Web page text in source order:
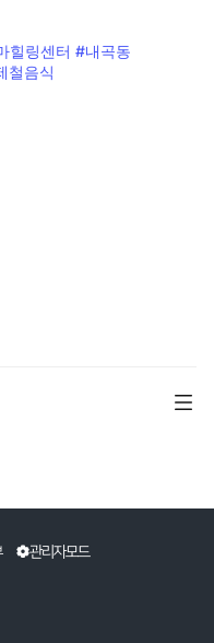
힐링센터 #내곡동
철음식
관리자모드